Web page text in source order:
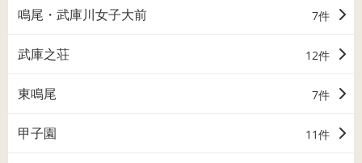
鳴尾・武庫川女子大前 7件
武庫之荘 12件
東鳴尾 7件
甲子園 11件